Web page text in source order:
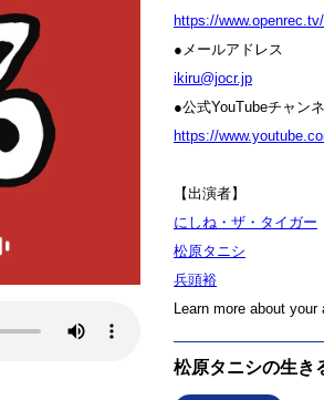
⁠⁠⁠⁠⁠⁠⁠⁠⁠⁠⁠⁠⁠⁠⁠⁠⁠⁠⁠⁠⁠⁠⁠⁠⁠⁠⁠⁠⁠⁠⁠⁠⁠⁠⁠⁠⁠⁠⁠⁠⁠⁠⁠⁠⁠⁠⁠⁠⁠⁠⁠⁠https://
●メールアドレス
⁠⁠⁠⁠⁠⁠⁠⁠⁠⁠⁠⁠⁠⁠⁠⁠⁠⁠⁠⁠⁠⁠⁠⁠⁠⁠⁠⁠⁠⁠⁠⁠⁠⁠⁠⁠⁠⁠⁠⁠⁠⁠⁠⁠⁠⁠⁠⁠⁠⁠⁠⁠⁠⁠⁠⁠ikiru@jocr.jp⁠⁠⁠⁠⁠⁠⁠⁠⁠⁠⁠⁠⁠⁠⁠⁠⁠⁠⁠⁠⁠⁠⁠⁠⁠⁠⁠⁠⁠⁠⁠⁠⁠⁠⁠⁠⁠⁠⁠⁠⁠⁠⁠⁠⁠⁠⁠⁠⁠⁠⁠⁠⁠⁠⁠⁠
●公式YouTubeチャン
⁠⁠⁠⁠⁠⁠⁠⁠⁠⁠⁠⁠⁠⁠⁠⁠⁠⁠⁠⁠⁠⁠⁠⁠⁠⁠⁠⁠⁠⁠⁠⁠⁠⁠⁠⁠⁠⁠⁠⁠⁠⁠⁠⁠⁠⁠⁠⁠⁠⁠⁠⁠⁠⁠⁠⁠https://
【出演者】
⁠にしね・ザ・タイガー⁠
⁠松原タニシ⁠⁠⁠⁠⁠⁠⁠⁠⁠⁠⁠⁠⁠⁠⁠⁠⁠⁠⁠⁠⁠⁠⁠⁠⁠⁠⁠
⁠⁠⁠⁠⁠⁠⁠⁠⁠⁠⁠⁠⁠⁠⁠⁠⁠⁠⁠⁠⁠⁠兵頭裕⁠⁠⁠⁠⁠⁠⁠⁠⁠⁠⁠⁠
Learn more about
松原タニシの生き